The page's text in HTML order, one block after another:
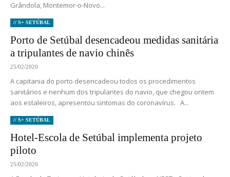
Grândola, Montemor-o-Novo...
// S+ SETÚBAL
Porto de Setúbal desencadeou medidas sanitária
a tripulantes de navio chinês
25/02/2020
A capitania do porto desencadeou todos os procedimentos
sanitários e nenhum dos tripulantes do navio, que chegou ontem
aos estaleiros, apresentou sintomas do coronavírus. A...
// S+ SETÚBAL
Hotel-Escola de Setúbal implementa projeto
piloto
25/02/2020